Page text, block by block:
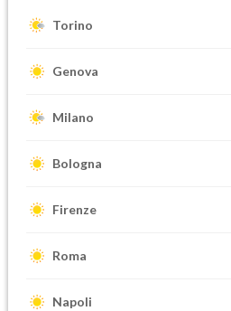
Torino
Genova
Milano
Bologna
Firenze
Roma
Napoli